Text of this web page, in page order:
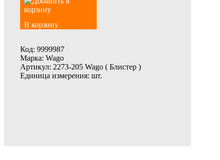
В корзину
Код: 9999987
Марка: Wago
Артикул: 2273-205 Wago ( Блистер )
Единица измерения: шт.